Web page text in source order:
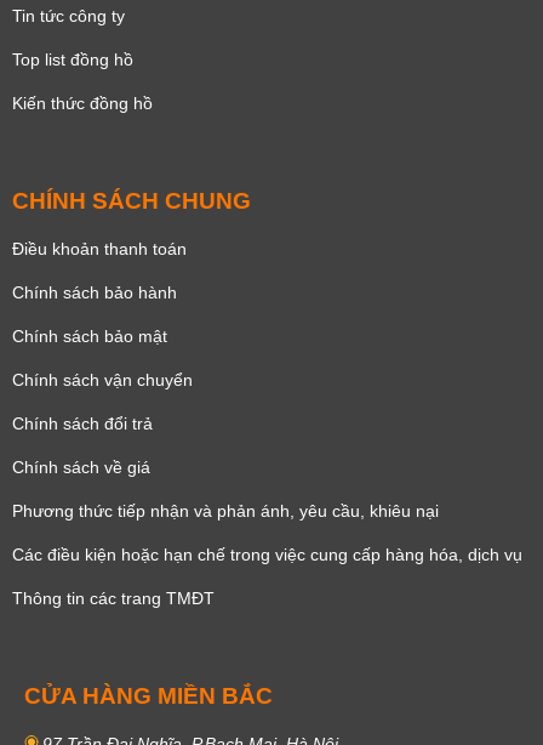
Tin tức công ty
Top list đồng hồ
Kiến thức đồng hồ
CHÍNH SÁCH CHUNG
Điều khoản thanh toán
Chính sách bảo hành
Chính sách bảo mật
Chính sách vận chuyển
Chính sách đổi trả
Chính sách về giá
Phương thức tiếp nhận và phản ánh, yêu cầu, khiêu nại
Các điều kiện hoặc hạn chế trong việc cung cấp hàng hóa, dịch vụ
Thông tin các trang TMĐT
CỬA HÀNG MIỀN BẮC